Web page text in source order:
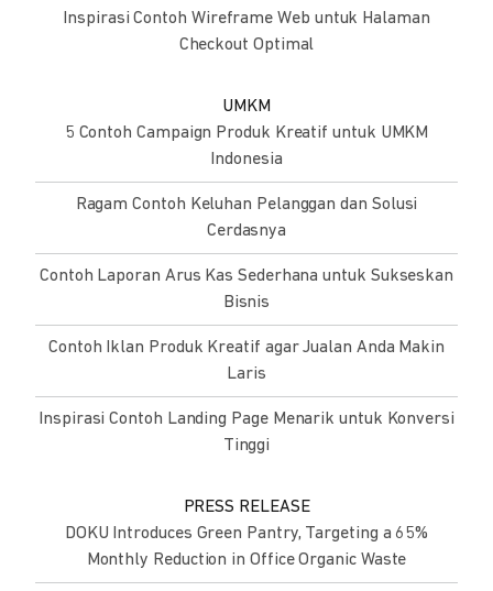
Inspirasi Contoh Wireframe Web untuk Halaman
Checkout Optimal
UMKM
5 Contoh Campaign Produk Kreatif untuk UMKM
Indonesia
Ragam Contoh Keluhan Pelanggan dan Solusi
Cerdasnya
Contoh Laporan Arus Kas Sederhana untuk Sukseskan
Bisnis
Contoh Iklan Produk Kreatif agar Jualan Anda Makin
Laris
Inspirasi Contoh Landing Page Menarik untuk Konversi
Tinggi
PRESS RELEASE
DOKU Introduces Green Pantry, Targeting a 65%
Monthly Reduction in Office Organic Waste